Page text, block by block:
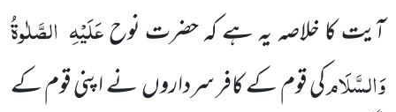
آیت کا خلاصہ یہ ہے کہ حضرت نوحعَلَیْہِ الصَّلٰوۃُ
وَالسَّلَامکی قوم کے کافر سرداروںنے اپنی قوم کے